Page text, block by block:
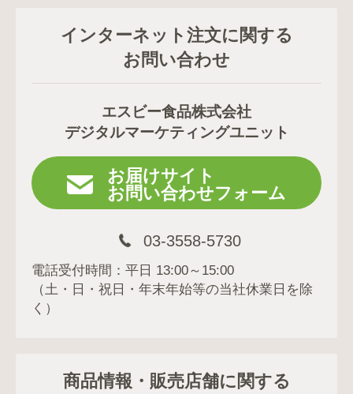
インターネット注文に関する
お問い合わせ
エスビー食品株式会社
デジタルマーケティングユニット
お届けサイト
お問い合わせフォーム
03-3558-5730
電話受付時間：平日 13:00～15:00
（土・日・祝日・年末年始等の当社休業日を除
く）
商品情報・販売店舗に関する